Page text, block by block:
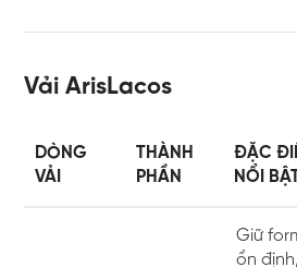
Vải ArisLacos
DÒNG
VẢI
THÀNH
PHẦN
ĐẶC
NỔI
Giữ
ổn định,